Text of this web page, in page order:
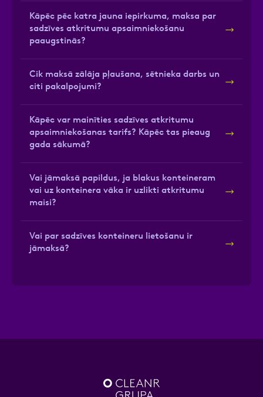
Kāpēc pēc katra jauna iepirkuma, maksa par
sadzīves atkritumu apsaimniekošanu
paaugstinās?
Cik maksā zālāja pļaušana, sētnieka darbs un
citi pakalpojumi?
Kāpēc var mainīties sadzīves atkritumu
apsaimniekošanas tarifs? Kāpēc tas pieaug
gada sākumā?
Vai jāmaksā papildus, ja blakus konteineram
vai uz konteinera vāka ir uzlikti atkritumu
maisi?
Vai par sadzīves konteineru lietošanu ir
jāmaksā?